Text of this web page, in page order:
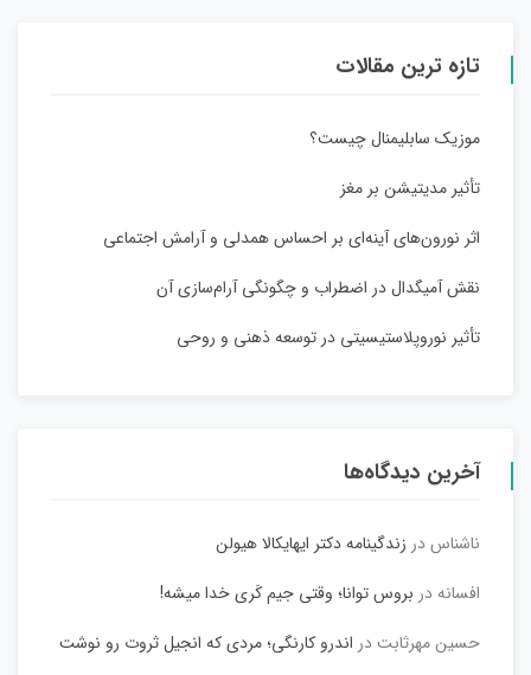
تازه ترین مقالات
موزیک سابلیمنال چیست؟
تأثیر مدیتیشن بر مغز
اثر نورون‌های آینه‌ای بر احساس همدلی و آرامش اجتماعی
نقش آمیگدال در اضطراب و چگونگی آرام‌سازی آن
تأثیر نوروپلاستیسیتی در توسعه ذهنی و روحی
آخرین دیدگاه‌ها
ناشناسدر زندگینامه دکتر ایهایکالا هیولن
افسانه در بروس توانا؛ وقتی جیم کَری خدا میشه!
حسین مهرثابتدر اندرو کارنگی؛ مردی که انجیل ثروت رو نوشت